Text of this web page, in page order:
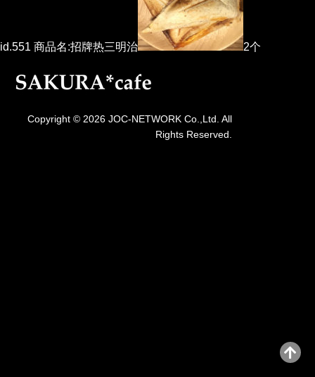
id.551 商品名:招牌热三明治 2个
Copyright © 2026 JOC-NETWORK Co.,Ltd. All
Rights Reserved.